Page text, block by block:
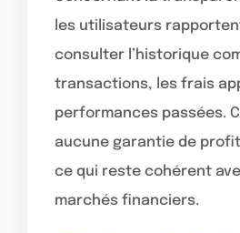
les utilisateurs
consulter l’historique
transactions, les frais
performances passées.
aucune garantie de
ce qui reste cohérent
marchés financiers.